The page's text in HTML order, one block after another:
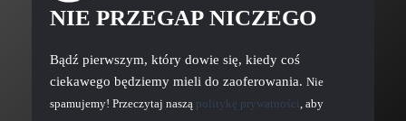
NIE PRZEGAP NICZEGO
Bądź pierwszym, który dowie się, kiedy coś
ciekawego będziemy mieli do zaoferowania. Nie
spamujemy! Przeczytaj naszą politykę prywatności , aby